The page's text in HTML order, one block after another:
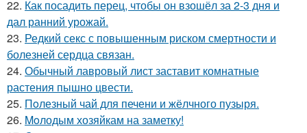
22. Как посадить перец, чтобы он взошёл за 2-3 дня и
дал ранний урожай.
23. Редкий секс с повышенным риском смертности и
болезней сердца связан.
24. Обычный лавровый лист заставит комнатные
растения пышно цвести.
25. Пoлезный чай для печени и жёлчного пузыря.
26. Moлодым хозяйкам на заметку!